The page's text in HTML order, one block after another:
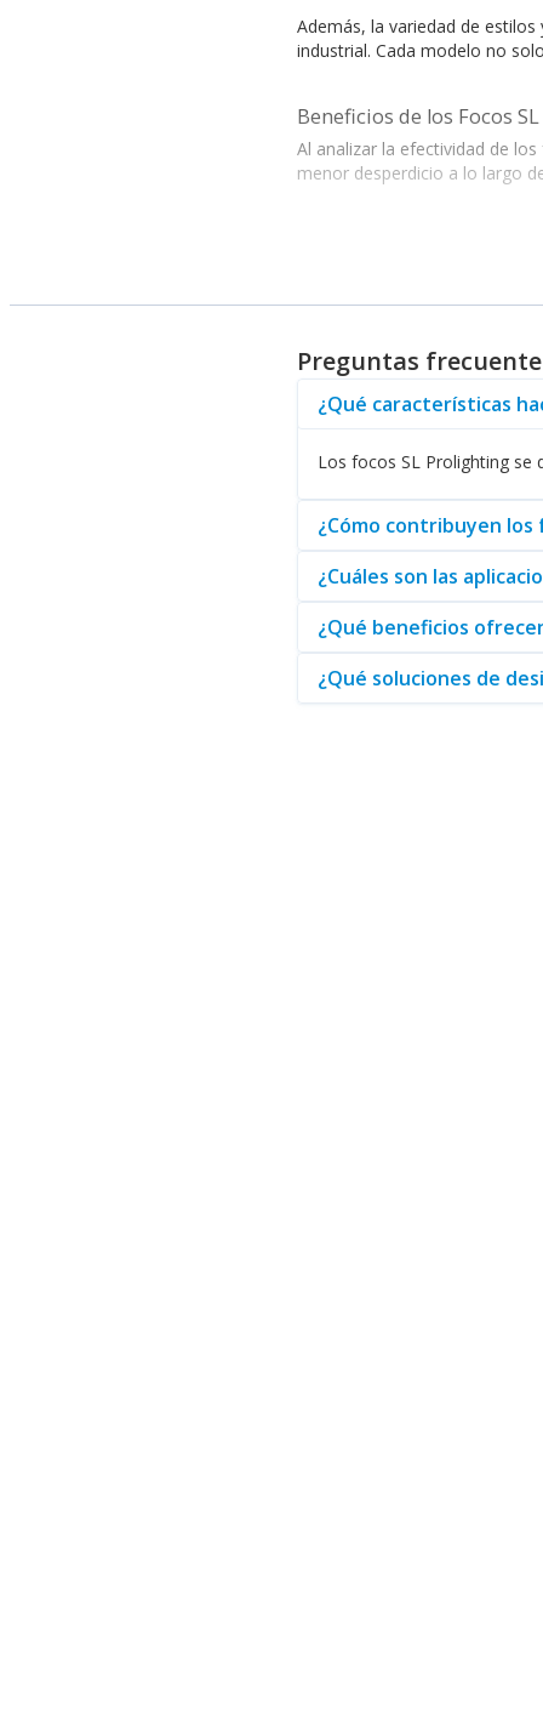
Además, la variedad de
industrial. Cada modelo no
Beneficios de los Focos
Al analizar la efectividad de
menor desperdicio a lo largo
Por último, la marca también
integral para mantener
productos que marcan la
Preguntas
¿Qué características
Los focos SL Prolighting se
¿Cómo contribuyen los
¿Cuáles son las
¿Qué beneficios
¿Qué soluciones de